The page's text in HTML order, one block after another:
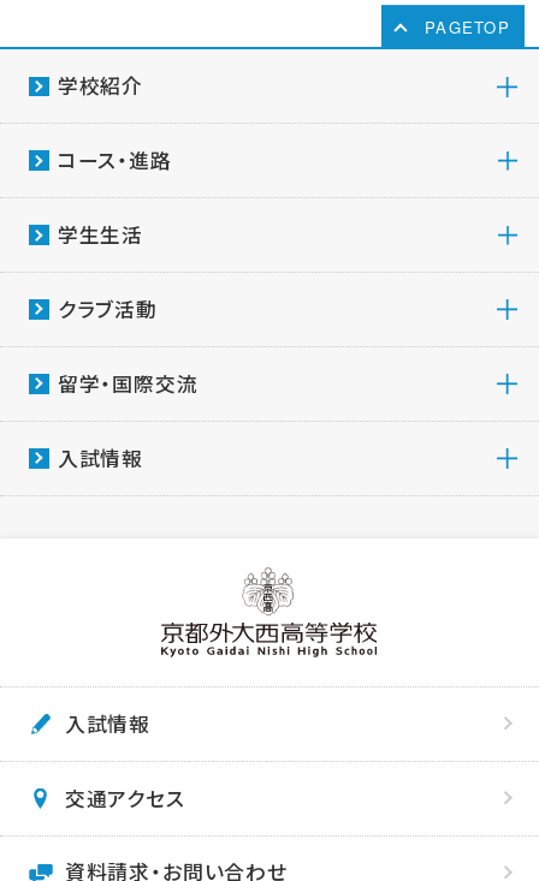
PAGETOP
学校紹介
コース・進路
学生生活
クラブ活動
留学・国際交流
入試情報
入試情報
交通アクセス
資料請求・お問い合わせ